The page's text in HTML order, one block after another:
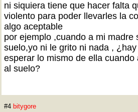
ni siquiera tiene que hacer falta
violento para poder llevarles la
algo aceptable
por ejemplo ,cuando a mi madre
suelo,yo ni le grito ni nada ,
esperar lo mismo de ella
al suelo?
#4 bitygore